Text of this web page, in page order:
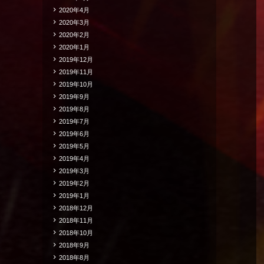
2020年4月
2020年3月
2020年2月
2020年1月
2019年12月
2019年11月
2019年10月
2019年9月
2019年8月
2019年7月
2019年6月
2019年5月
2019年4月
2019年3月
2019年2月
2019年1月
2018年12月
2018年11月
2018年10月
2018年9月
2018年8月